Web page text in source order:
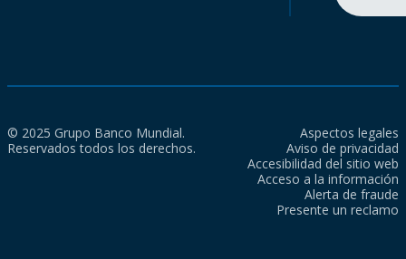
© 2025 Grupo Banco Mundial.
Reservados todos los derechos.
Aspectos legales
Aviso de privacidad
Accesibilidad del sitio web
Acceso a la información
Alerta de fraude
Presente un reclamo